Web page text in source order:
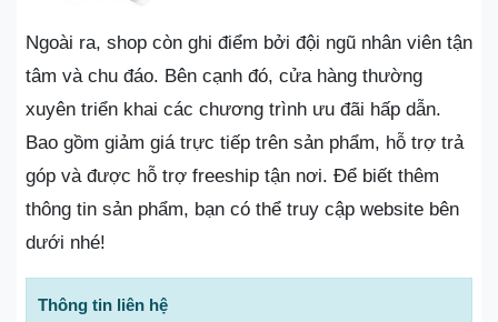
Ngoài ra, shop còn ghi điểm bởi đội ngũ nhân viên tận
tâm và chu đáo. Bên cạnh đó, cửa hàng thường
xuyên triển khai các chương trình ưu đãi hấp dẫn.
Bao gồm giảm giá trực tiếp trên sản phẩm, hỗ trợ trả
góp và được hỗ trợ freeship tận nơi. Để biết thêm
thông tin sản phẩm, bạn có thể truy cập website bên
dưới nhé!
Thông tin liên hệ